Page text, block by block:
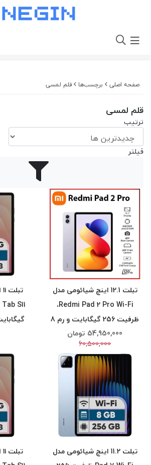
صفحه اصلی برچسب‌ها قلم لمسی
قلم لمسی
ترتیب
فیلتر
تبلت 12.1 اینچ شیائومی مدل
Redmi Pad 2 Pro Wi-Fi،
ظرفیت 256 گیگابایت و رم 8
مگاپیکسل، پشتیبانی از قلم و
کیبورد
54,950,000 تومان
60,500,000
تبلت 11.2 اینچ شیائومی مدل